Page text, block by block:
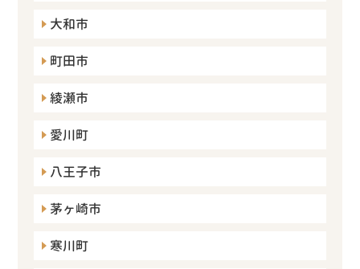
大和市
町田市
綾瀬市
愛川町
八王子市
茅ヶ崎市
寒川町